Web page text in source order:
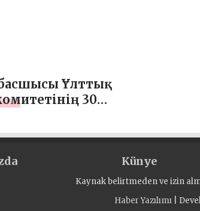
Ұлттық
30
жиынға қатысты
Künye
Kaynak belirtmeden ve izin
Haber Yazılımı|